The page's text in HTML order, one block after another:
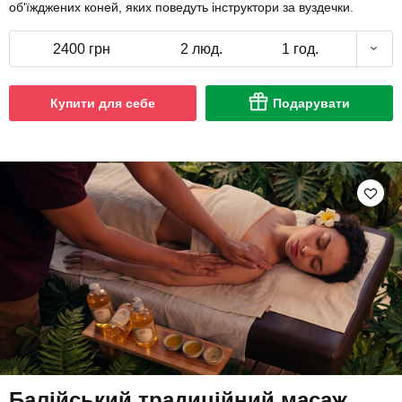
об'їжджених коней, яких поведуть інструктори за вуздечки.
2400 грн 2 люд. 1 год.
Купити для себе Подарувати